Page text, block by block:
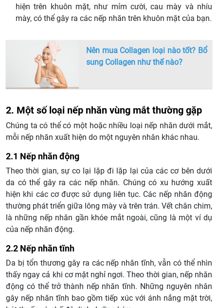
hiện trên khuôn mặt, như mỉm cười, cau mày và nhíu
mày, có thể gây ra các nếp nhăn trên khuôn mặt của bạn.
Nên mua Collagen loại nào tốt? Bổ
sung Collagen như thế nào?
2. Một số loại nếp nhăn vùng mắt thường gặp
Chúng ta có thể có một hoặc nhiều loại nếp nhăn dưới mắt,
mỗi nếp nhăn xuất hiện do một nguyên nhân khác nhau.
2.1 Nếp nhăn động
Theo thời gian, sự co lại lặp đi lặp lại của các cơ bên dưới
da có thể gây ra các nếp nhăn. Chúng có xu hướng xuất
hiện khi các cơ được sử dụng liên tục. Các nếp nhăn động
thường phát triển giữa lông mày và trên trán. Vết chân chim,
là những nếp nhăn gần khóe mắt ngoài, cũng là một ví dụ
của nếp nhăn động.
2.2 Nếp nhăn tĩnh
Da bị tổn thương gây ra các nếp nhăn tĩnh, vẫn có thể nhìn
thấy ngay cả khi cơ mặt nghỉ ngơi. Theo thời gian, nếp nhăn
động có thể trở thành nếp nhăn tĩnh. Những nguyên nhân
gây nếp nhăn tĩnh bao gồm tiếp xúc với ánh nắng mặt trời,